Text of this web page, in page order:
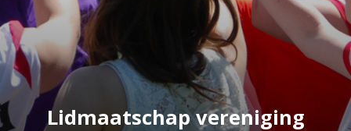
Lidmaatschap vereniging